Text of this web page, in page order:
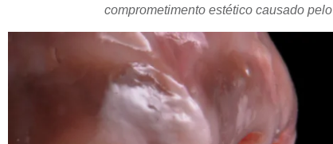
comprometimento estético causado